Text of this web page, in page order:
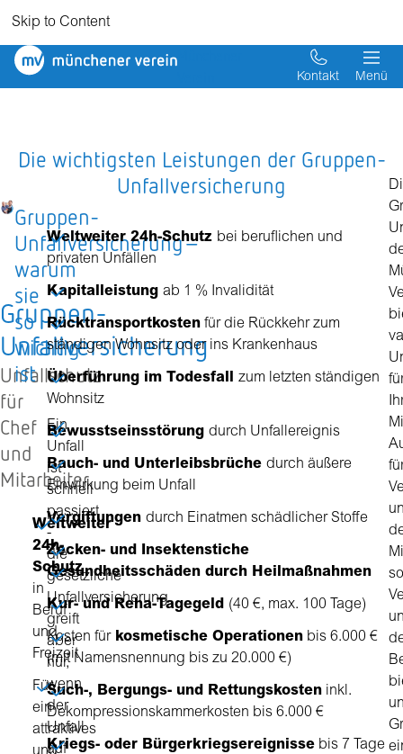
Skip to Content
Münchener
Kontakt Menü
Gruppen-
Unfallversicherung
Unfallschutz
für
Chef
und
Mitarbeiter
Weltweiter
24h-
Schutz
in
Beruf
und
Freizeit
Für
ein
attraktives
Gruppen-
Unfallversicherung–
warum
sie
so
wichtig
ist
Ein
Unfall
ist
schnell
passiert
-
die
gesetzliche
Unfallversicherung
greift
aber
nur,
wenn
der
Unfall
auf
Die wichtigsten Leistungen der Gruppen-
Unfallversicherung
Weltweiter 24h-Schutz bei beruflichen und
privaten Unfällen
Kapitalleistung ab 1 % Invalidität
Rücktransportkosten für die Rückkehr zum
ständigen Wohnsitz oder ins Krankenhaus
Überführung im Todesfall zum letzten ständigen
Wohnsitz
Bewusstseinsstörung durch Unfallereignis
Bauch- und Unterleibsbrüche durch äußere
Einwirkung beim Unfall
Vergiftungen durch Einatmen schädlicher Stoffe
Zecken- und Insektenstiche
Gesundheitsschäden durch Heilmaßnahmen
Kur- und Reha-Tagegeld (40 €, max. 100 Tage)
Kosten fürkosmetische Operationen bis 6.000 €
(mit Namensnennung bis zu 20.000 €)
Such-, Bergungs- und Rettungskosten inkl.
Dekompressionskammerkosten bis 6.000 €
Kriegs- oder Bürgerkriegsereignisse bis 7 Tage